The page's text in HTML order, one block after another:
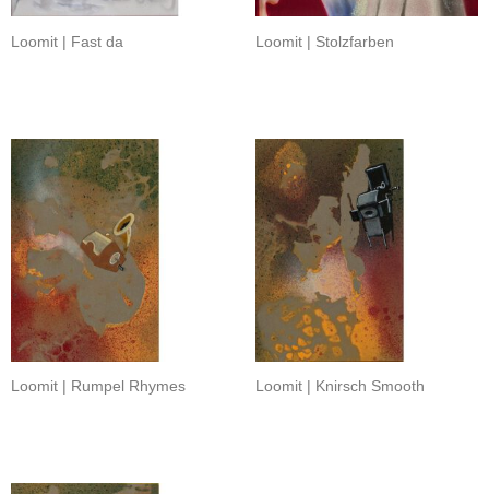
Loomit | Fast da Loomit | Stolzfarben
Loomit | Rumpel Rhymes Loomit | Knirsch Smooth